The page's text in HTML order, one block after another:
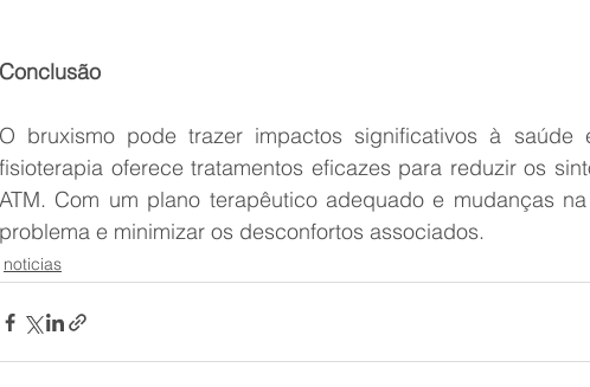
Conclusão
O bruxismo pode trazer impactos significativos à
fisioterapia oferece tratamentos eficazes para reduzir os
ATM. Com um plano terapêutico adequado e mudanças
problema e minimizar os desconfortos associados.
noticias